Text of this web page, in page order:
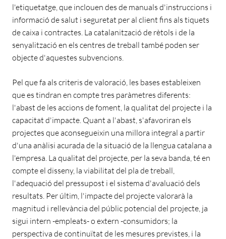
l'etiquetatge, que inclouen des de manuals d'instruccions i
informació de salut i seguretat per al client fins als tiquets
de caixa i contractes. La catalanització de rètols i de la
senyalització en els centres de treball també poden ser
objecte d'aquestes subvencions.
Pel que fa als criteris de valoració, les bases estableixen
que es tindran en compte tres paràmetres diferents:
l'abast de les accions de foment, la qualitat del projecte i la
capacitat d'impacte. Quant a l'abast, s'afavoriran els
projectes que aconsegueixin una millora integral a partir
d'una anàlisi acurada de la situació de la llengua catalana a
l'empresa. La qualitat del projecte, per la seva banda, té en
compte el disseny, la viabilitat del pla de treball,
l'adequació del pressupost i el sistema d'avaluació dels
resultats. Per últim, l'impacte del projecte valorarà la
magnitud i rellevància del públic potencial del projecte, ja
sigui intern -empleats- o extern -consumidors; la
perspectiva de continuïtat de les mesures previstes, i la